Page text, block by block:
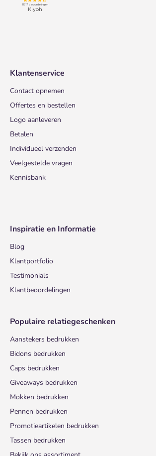
Klantenservice
Contact opnemen
Offertes en bestellen
Logo aanleveren
Betalen
Individueel verzenden
Veelgestelde vragen
Kennisbank
Inspiratie en Informatie
Blog
Klantportfolio
Testimonials
Klantbeoordelingen
Populaire relatiegeschenken
Aanstekers bedrukken
Bidons bedrukken
Caps bedrukken
Giveaways bedrukken
Mokken bedrukken
Pennen bedrukken
Promotieartikelen bedrukken
Tassen bedrukken